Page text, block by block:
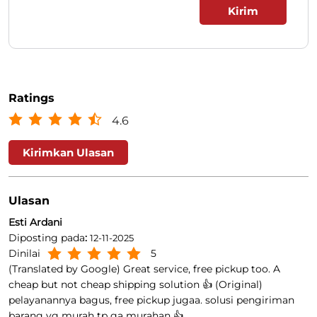
Ratings
4.6
Kirimkan Ulasan
Ulasan
Esti Ardani
Diposting pada: 12-11-2025
Dinilai
5
(Translated by Google) Great service, free pickup too. A
cheap but not cheap shipping solution 👍 (Original)
pelayanannya bagus, free pickup jugaa. solusi pengiriman